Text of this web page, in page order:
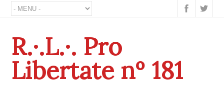
R.·.L.·. Pro
Libertate nº 181